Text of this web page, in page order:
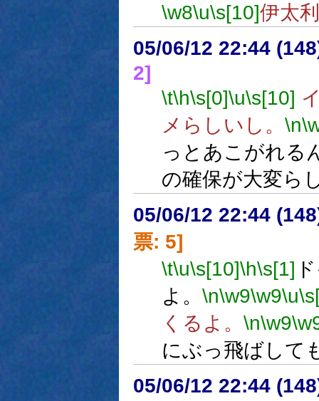
\w8\u\s[10]伊太
05/06/12 22:44
2]
\t\h\s[0]\u\s[10]
メらしいし。 \n
っとあこがれる
の確保が大変ら
05/06/12 22:44
票: 5]
\t\u\s[10]\h\s[1]
よ。 \n\w9\w9\u
くるよ。 \n\w9
にぶっ飛ばして
05/06/12 22:44